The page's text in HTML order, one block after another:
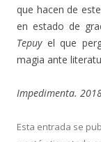
que hacen de
en estado de
Tepuyel que
magia ante
Impedimenta.
Esta entrada se